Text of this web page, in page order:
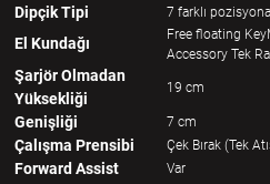
Dipçik Tipi 7 farklı
El Kundağı
Free floating
Accessory Tek
Şarjör Olmadan
Yüksekliği
19 cm
Genişliği 7 cm
Çalışma Prensibi Çek Bırak (Tek
Forward Assist Var